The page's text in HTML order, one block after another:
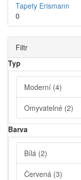
Tapety Erismann
0
Filtr
Typ
Moderní (4)
Omyvatelné (2)
Barva
Bílá (2)
Červená (3)